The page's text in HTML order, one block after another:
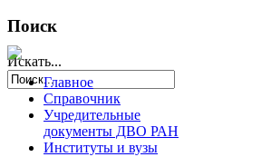
Поиск
Искать...
Главное
Справочник
Учредительные
документы ДВО РАН
Институты и вузы